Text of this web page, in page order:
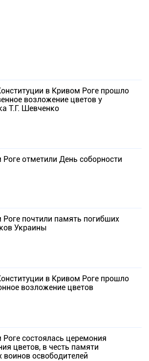
в Кривом Роге прошло
возложение цветов у
Т.Г. Шевченко
отметили День соборности
почтили память погибших
Украины
в Кривом Роге прошло
возложение цветов
состоялась церемония
цветов, в честь памяти
воинов освободителей